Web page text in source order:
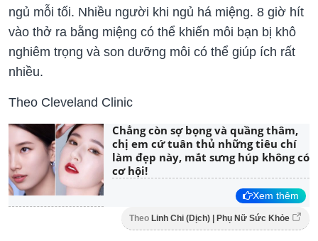
ngủ mỗi tối. Nhiều người khi ngủ há miệng. 8 giờ hít
vào thở ra bằng miệng có thể khiến môi bạn bị khô
nghiêm trọng và son dưỡng môi có thể giúp ích rất
nhiều.
Theo Cleveland Clinic
Chẳng còn sợ bọng và quầng thâm,
chị em cứ tuân thủ những tiêu chí
làm đẹp này, mắt sưng húp không có
cơ hội!
Xem thêm
Theo Linh Chi (Dịch) | Phụ Nữ Sức Khỏe